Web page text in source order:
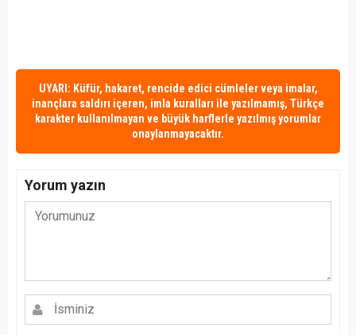
UYARI: Küfür, hakaret, rencide edici cümleler veya imalar,
inançlara saldırı içeren, imla kuralları ile yazılmamış, Türkçe
karakter kullanılmayan ve büyük harflerle yazılmış yorumlar
onaylanmayacaktır.
Yorum yazın